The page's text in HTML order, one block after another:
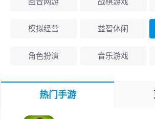
模拟经营 益智休闲
角色扮演 音乐游戏
热门手游